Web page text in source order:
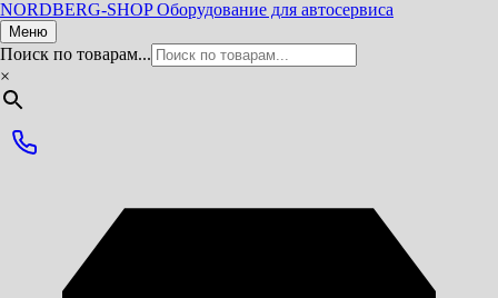
NORDBERG-SHOP Оборудование для автосервиса
Меню
Поиск по товарам...
×